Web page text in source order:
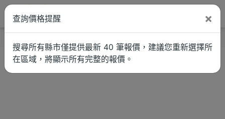
查詢價格提醒 ×
搜尋所有縣市僅提供最新 40 筆報價，建議您重新選擇所
在區域，將顯示所有完整的報價。